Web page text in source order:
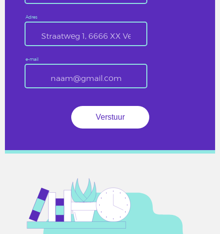
Adres
e-mail